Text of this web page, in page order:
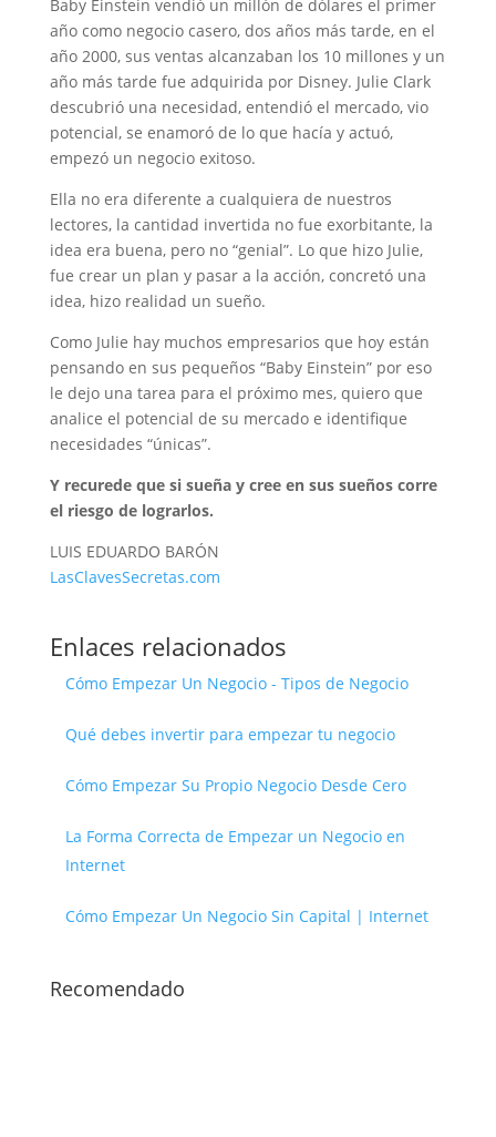
Baby Einstein vendió un millón de dólares el primer
año como negocio casero, dos años más tarde, en el
año 2000, sus ventas alcanzaban los 10 millones y un
año más tarde fue adquirida por Disney. Julie Clark
descubrió una necesidad, entendió el mercado, vio
potencial, se enamoró de lo que hacía y actuó,
empezó un negocio exitoso.
Ella no era diferente a cualquiera de nuestros
lectores, la cantidad invertida no fue exorbitante, la
idea era buena, pero no “genial”. Lo que hizo Julie,
fue crear un plan y pasar a la acción, concretó una
idea, hizo realidad un sueño.
Como Julie hay muchos empresarios que hoy están
pensando en sus pequeños “Baby Einstein” por eso
le dejo una tarea para el próximo mes, quiero que
analice el potencial de su mercado e identifique
necesidades “únicas”.
Y recurede que si sueña y cree en sus sueños corre
el riesgo de lograrlos.
LUIS EDUARDO BARÓN
LasClavesSecretas.com
Enlaces relacionados
Cómo Empezar Un Negocio - Tipos de Negocio
Qué debes invertir para empezar tu negocio
Cómo Empezar Su Propio Negocio Desde Cero
La Forma Correcta de Empezar un Negocio en
Internet
Cómo Empezar Un Negocio Sin Capital | Internet
Recomendado